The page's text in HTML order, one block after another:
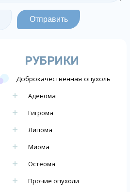
РУБРИКИ
Доброкачественная опухоль
Аденома
Гигрома
Липома
Миома
Остеома
Прочие опухоли